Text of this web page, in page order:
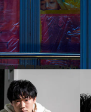
…！ Netflixで観られるおすすめ韓国映画
ー